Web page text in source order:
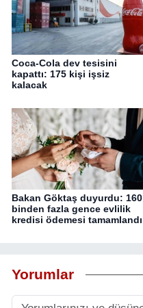
Coca-Cola dev tesisini
kapattı: 175 kişi işsiz
kalacak
Bakan Göktaş duyurdu: 160
binden fazla gence evlilik
kredisi ödemesi tamamlandı
Yorumlar